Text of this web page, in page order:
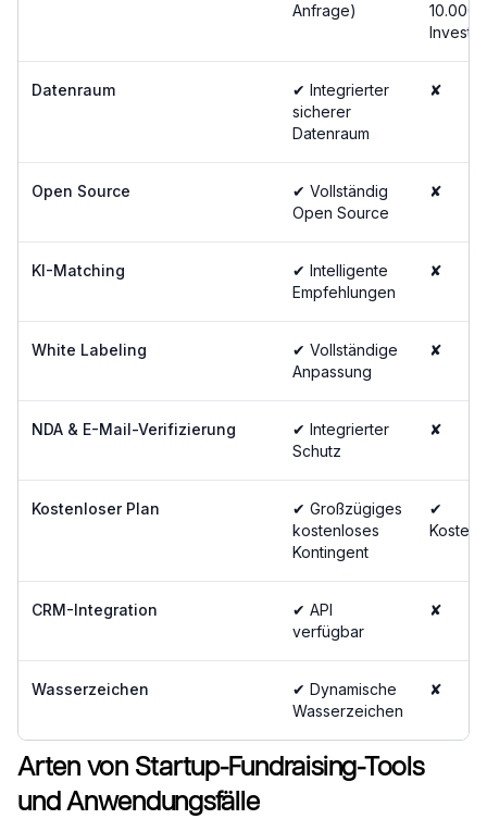
Anfrage)
10.000
Datenraum
✔ Integrierter
sicherer
Datenraum
✘
Open Source
✔ Vollständig
Open Source
✘
KI-Matching
✔ Intelligente
Empfehlungen
✘
White Labeling
✔ Vollständige
Anpassung
✘
NDA & E-Mail-Verifizierung
✔ Integrierter
Schutz
✘
Kostenloser Plan
✔ Großzügiges
kostenloses
Kontingent
✔
CRM-Integration
✔ API
verfügbar
✘
Wasserzeichen
✔ Dynamische
Wasserzeichen
✘
Arten von Startup-Fundraising-Tools
und Anwendungsfälle